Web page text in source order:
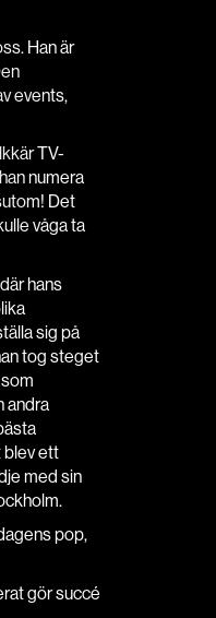
Han är
events,
TV-
numera
Det
våga ta
hans
sig på
tog steget
andra
blev ett
med sin
pop,
gör succé